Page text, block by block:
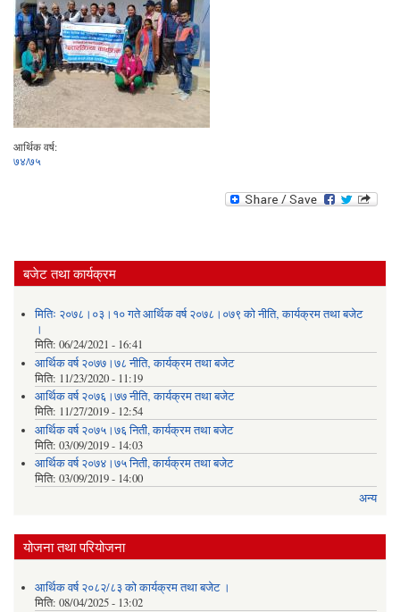
आर्थिक वर्ष:
७४/७५
बजेट तथा कार्यक्रम
मितिः २०७८।०३।१० गते आर्थिक वर्ष २०७८।०७९ को नीति‚ कार्यक्रम तथा बजेट
।
मिति: 06/24/2021 - 16:41
आर्थिक वर्ष २०७७।७८ नीति‚ कार्यक्रम तथा बजेट
मिति: 11/23/2020 - 11:19
आर्थिक वर्ष २०७६।७७ नीति‚ कार्यक्रम तथा बजेट
मिति: 11/27/2019 - 12:54
आर्थिक वर्ष २०७५।७६ निती, कार्यक्रम तथा बजेट
मिति: 03/09/2019 - 14:03
आर्थिक वर्ष २०७४।७५ निती, कार्यक्रम तथा बजेट
मिति: 03/09/2019 - 14:00
अन्य
योजना तथा परियोजना
आर्थिक वर्ष २०८२/८३ को कार्यक्रम तथा बजेट ।
मिति: 08/04/2025 - 13:02